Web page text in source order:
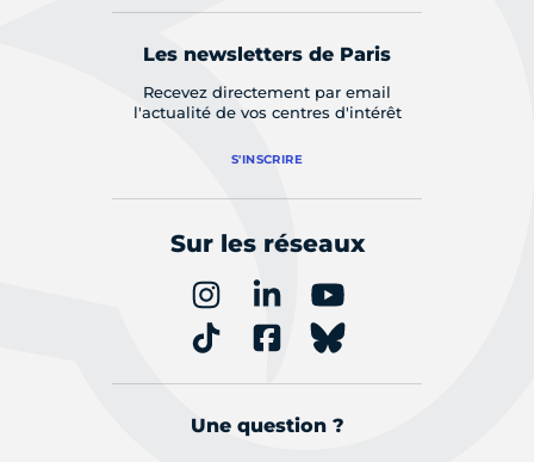
Les newsletters de Paris
Recevez directement par email
l'actualité de vos centres d'intérêt
S'INSCRIRE
Sur les réseaux
Une question ?